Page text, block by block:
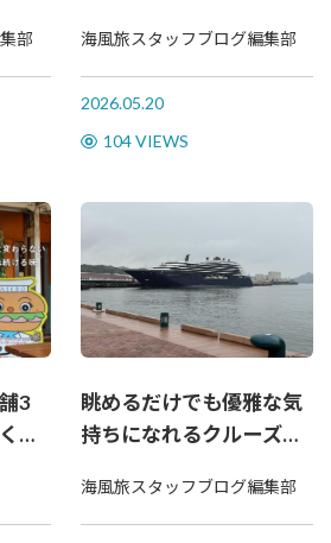
部
愛される老舗喫茶へ
海風旅スタッフブログ編集部
2026.05.20
104 VIEWS
3
か
眺めるだけでも優雅な気
持ちになれるクルーズ船
海風旅スタッフブログ編集部